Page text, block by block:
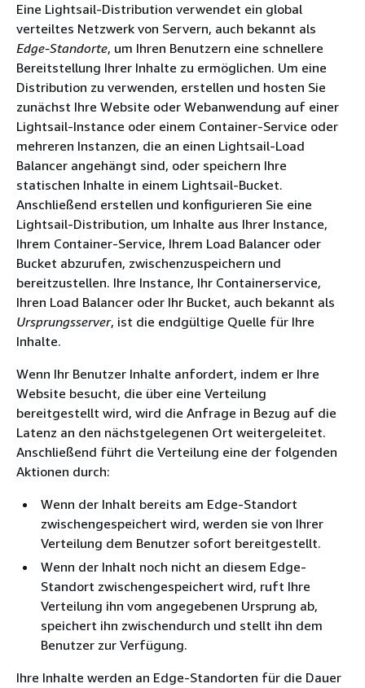
Eine Lightsail-Distribution verwendet ein global
verteiltes Netzwerk von Servern, auch bekannt als
Edge-Standorte, um Ihren Benutzern eine schnellere
Bereitstellung Ihrer Inhalte zu ermöglichen. Um eine
Distribution zu verwenden, erstellen und hosten Sie
zunächst Ihre Website oder Webanwendung auf einer
Lightsail-Instance oder einem Container-Service oder
mehreren Instanzen, die an einen Lightsail-Load
Balancer angehängt sind, oder speichern Ihre
statischen Inhalte in einem Lightsail-Bucket.
Anschließend erstellen und konfigurieren Sie eine
Lightsail-Distribution, um Inhalte aus Ihrer Instance,
Ihrem Container-Service, Ihrem Load Balancer oder
Bucket abzurufen, zwischenzuspeichern und
bereitzustellen. Ihre Instance, Ihr Containerservice,
Ihren Load Balancer oder Ihr Bucket, auch bekannt als
Ursprungsserver, ist die endgültige Quelle für Ihre
Inhalte.
Wenn Ihr Benutzer Inhalte anfordert, indem er Ihre
Website besucht, die über eine Verteilung
bereitgestellt wird, wird die Anfrage in Bezug auf die
Latenz an den nächstgelegenen Ort weitergeleitet.
Anschließend führt die Verteilung eine der folgenden
Aktionen durch:
Wenn der Inhalt bereits am Edge-Standort
zwischengespeichert wird, werden sie von Ihrer
Verteilung dem Benutzer sofort bereitgestellt.
Wenn der Inhalt noch nicht an diesem Edge-
Standort zwischengespeichert wird, ruft Ihre
Verteilung ihn vom angegebenen Ursprung ab,
speichert ihn zwischendurch und stellt ihn dem
Benutzer zur Verfügung.
Ihre Inhalte werden an Edge-Standorten für die Dauer